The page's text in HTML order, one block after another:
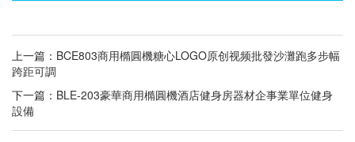
上一篇： BCE803商用橢圓機糖心LOGO原创视频批發沙灘跑多步幅
跨距可調
下一篇： BLE-203豪華商用橢圓機酒店健身房器材企事業單位健身
設備